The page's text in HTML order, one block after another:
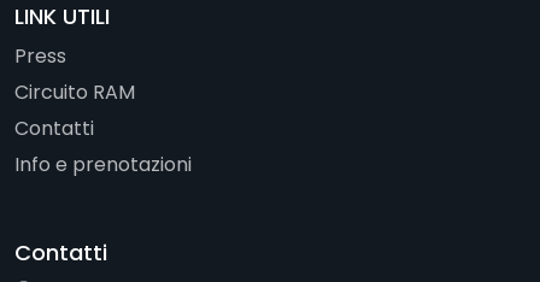
LINK UTILI
Press
Circuito RAM
Contatti
Info e prenotazioni
Contatti